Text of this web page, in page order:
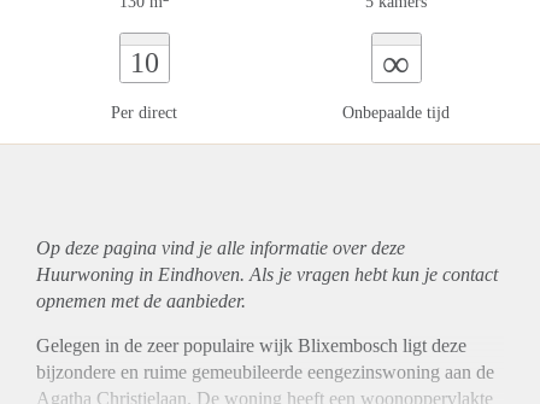
10
Per direct
∞
Onbepaalde tijd
Op deze pagina vind je alle informatie over deze
Huurwoning in Eindhoven. Als je vragen hebt kun je contact
opnemen met de aanbieder.
Gelegen in de zeer populaire wijk Blixembosch ligt deze
bijzondere en ruime gemeubileerde eengezinswoning aan de
Agatha Christielaan. De woning heeft een woonoppervlakte